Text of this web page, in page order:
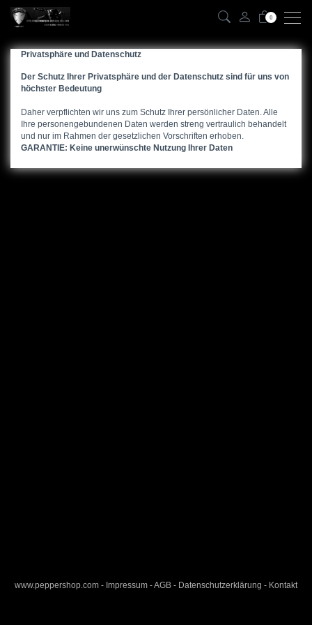
0
Privatsphäre und Datenschutz
Der Schutz Ihrer Privatsphäre und der Datenschutz sind für uns von
höchster Bedeutung
Daher verpflichten wir uns zum Schutz Ihrer persönlicher Daten. Alle
Ihre personengebundenen Daten werden streng vertraulich behandelt
und nur im Rahmen der gesetzlichen Vorschriften erhoben.
GARANTIE: Keine unerwünschte Nutzung Ihrer Daten
www.peppershop.com - Impressum -AGB - Datenschutzerklärung - Kontakt